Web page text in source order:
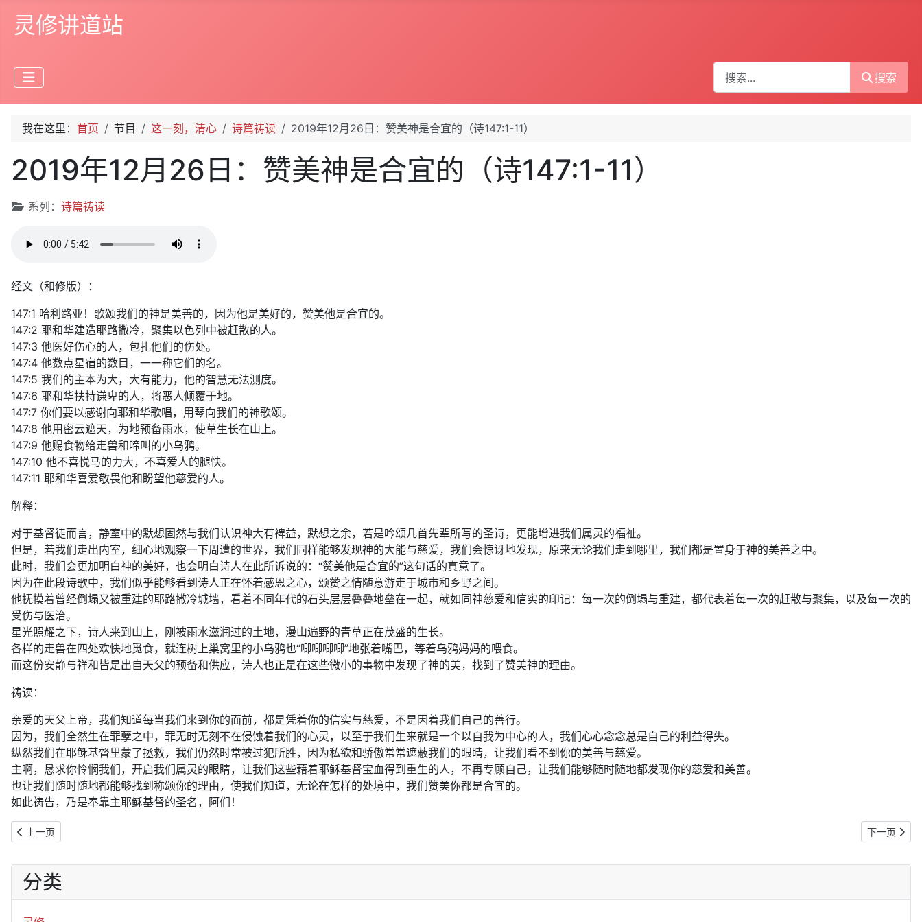
灵修讲道站
搜索
搜索
我在这里： 首页 节目 这一刻，清心 诗篇祷读 2019年12月26日：赞美神是合宜的（诗147:1-11）
2019年12月26日：赞美神是合宜的（诗147:1-11）
文章信息
系列： 诗篇祷读
经文（和修版）：
147:1 哈利路亚！歌颂我们的神是美善的，因为他是美好的，赞美他是合宜的。
147:2 耶和华建造耶路撒冷，聚集以色列中被赶散的人。
147:3 他医好伤心的人，包扎他们的伤处。
147:4 他数点星宿的数目，一一称它们的名。
147:5 我们的主本为大，大有能力，他的智慧无法测度。
147:6 耶和华扶持谦卑的人，将恶人倾覆于地。
147:7 你们要以感谢向耶和华歌唱，用琴向我们的神歌颂。
147:8 他用密云遮天，为地预备雨水，使草生长在山上。
147:9 他赐食物给走兽和啼叫的小乌鸦。
147:10 他不喜悦马的力大，不喜爱人的腿快。
147:11 耶和华喜爱敬畏他和盼望他慈爱的人。
解释：
对于基督徒而言，静室中的默想固然与我们认识神大有裨益，默想之余，若是吟颂几首先辈所写的圣诗，更能增进我们属灵的福祉。
但是，若我们走出内室，细心地观察一下周遭的世界，我们同样能够发现神的大能与慈爱，我们会惊讶地发现，原来无论我们走到哪里，我们都是置身于神的美善之中。
此时，我们会更加明白神的美好，也会明白诗人在此所诉说的：“赞美他是合宜的”这句话的真意了。
因为在此段诗歌中，我们似乎能够看到诗人正在怀着感恩之心，颂赞之情随意游走于城市和乡野之间。
他抚摸着曾经倒塌又被重建的耶路撒冷城墙，看着不同年代的石头层层叠叠地垒在一起，就如同神慈爱和信实的印记：每一次的倒塌与重建，都代表着每一次的赶散与聚集，以及每一次的
受伤与医治。
星光照耀之下，诗人来到山上，刚被雨水滋润过的土地，漫山遍野的青草正在茂盛的生长。
各样的走兽在四处欢快地觅食，就连树上巢窝里的小乌鸦也“唧唧唧唧”地张着嘴巴，等着乌鸦妈妈的喂食。
而这份安静与祥和皆是出自天父的预备和供应，诗人也正是在这些微小的事物中发现了神的美，找到了赞美神的理由。
祷读：
亲爱的天父上帝，我们知道每当我们来到你的面前，都是凭着你的信实与慈爱，不是因着我们自己的善行。
因为，我们全然生在罪孽之中，罪无时无刻不在侵蚀着我们的心灵，以至于我们生来就是一个以自我为中心的人，我们心心念念总是自己的利益得失。
纵然我们在耶稣基督里蒙了拯救，我们仍然时常被过犯所胜，因为私欲和骄傲常常遮蔽我们的眼睛，让我们看不到你的美善与慈爱。
主啊，恳求你怜悯我们，开启我们属灵的眼睛，让我们这些藉着耶稣基督宝血得到重生的人，不再专顾自己，让我们能够随时随地都发现你的慈爱和美善。
也让我们随时随地都能够找到称颂你的理由，使我们知道，无论在怎样的处境中，我们赞美你都是合宜的。
如此祷告，乃是奉靠主耶稣基督的圣名，阿们！
上一篇文章: 2019年12月27日：神选民的长处（诗147:12-20）
上一页 下一篇文章:
下一页
分类